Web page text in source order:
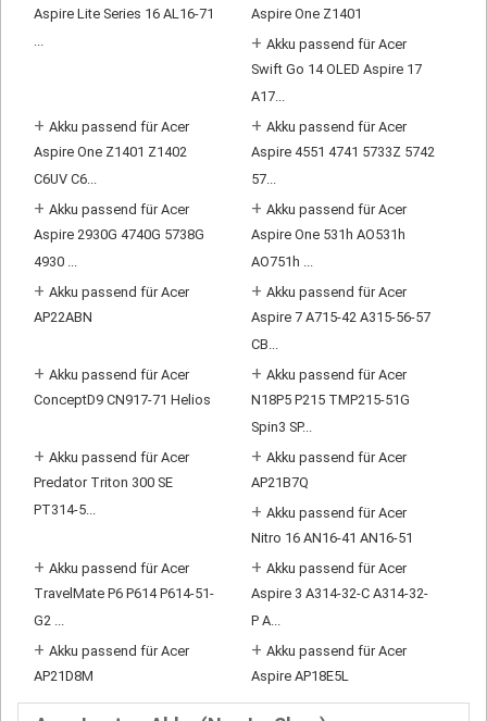
Aspire Lite Series 16 AL16-71
...
Aspire One Z1401
+ Akku passend für Acer
Swift Go 14 OLED Aspire 17
A17...
+ Akku passend für Acer
Aspire One Z1401 Z1402
C6UV C6...
+ Akku passend für Acer
Aspire 4551 4741 5733Z 5742
57...
+ Akku passend für Acer
Aspire 2930G 4740G 5738G
4930 ...
+ Akku passend für Acer
Aspire One 531h AO531h
AO751h ...
+ Akku passend für Acer
AP22ABN
+ Akku passend für Acer
Aspire 7 A715-42 A315-56-57
CB...
+ Akku passend für Acer
ConceptD9 CN917-71 Helios
+ Akku passend für Acer
N18P5 P215 TMP215-51G
Spin3 SP...
+ Akku passend für Acer
Predator Triton 300 SE
PT314-5...
+ Akku passend für Acer
AP21B7Q
+ Akku passend für Acer
Nitro 16 AN16-41 AN16-51
+ Akku passend für Acer
TravelMate P6 P614 P614-51-
G2 ...
+ Akku passend für Acer
Aspire 3 A314-32-C A314-32-
P A...
+ Akku passend für Acer
AP21D8M
+ Akku passend für Acer
Aspire AP18E5L